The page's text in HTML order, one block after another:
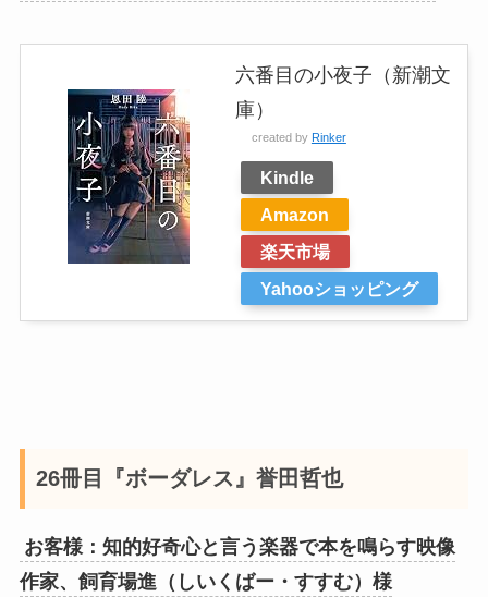
六番目の小夜子（新潮文
庫）
created by Rinker
Kindle
Amazon
楽天市場
Yahooショッピング
26冊目『ボーダレス』誉田哲也
お客様：知的好奇心と言う楽器で本を鳴らす映像
作家、飼育場進（しいくばー・すすむ）様